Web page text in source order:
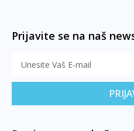
Prijavite se na naš